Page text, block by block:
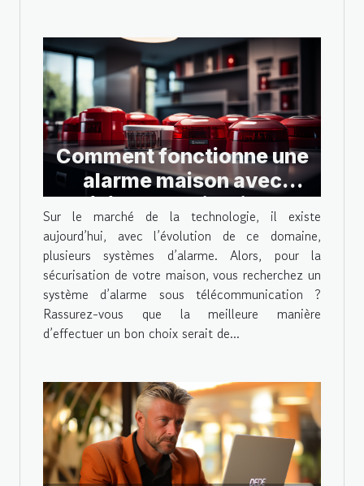
Comment fonctionne une
alarme maison avec
télécommunication ?
Sur le marché de la technologie, il existe
aujourd’hui, avec l’évolution de ce domaine,
plusieurs systèmes d’alarme. Alors, pour la
sécurisation de votre maison, vous recherchez un
système d’alarme sous télécommunication ?
Rassurez-vous que la meilleure manière
d’effectuer un bon choix serait de...